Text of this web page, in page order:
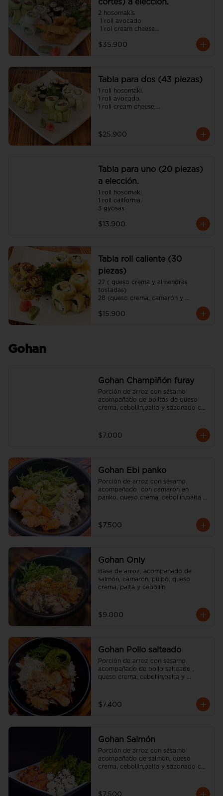
cortes) a elección.
2 hosomakis
1 roll avocado
1 rol cream cheese
1 roll california
unagui 4 palitos).
$35.900
Tabla para dos (43 piezas)
1 roll hosomaki.
1 roll avocado.
1 roll cream cheese.
$25.900
Tabla para uno (20 piezas)
a elección.
1 roll hosomaki.
1 roll california.
3 gyosas
$13.900
Tabla roll caliente (30
piezas)
27 ( queso crema y almendras
tostadas)
28 (queso crema, camarón y
29 (queso crema, pollo y ciboulette)
$15.900
Gohan
Gohan Champiñón furay
Porción de arroz con sésamo
acompañado de bolitas de queso
crema, cebollín,palta y sazonado con
$7.000
Gohan Ebi panko
Porción de arroz con sésamo
acompañado  con camarón en
panko, queso crema, cebollín,palta y
$7.500
Gohan Only
Base de arroz, acompañado de
salmón, camarón, pulpo, queso
crema, palta y cebollín
$9.000
Gohan Pollo salteado
Porción de arroz con sésamo
acompañado de pollo salteado ,
queso crema, cebollín,palta y
$7.400
Gohan Salmón
Porción de arroz con sésamo
acompañado de salmón, queso
crema, cebollín,palta y sazonado con
$7.500